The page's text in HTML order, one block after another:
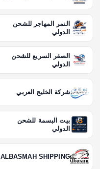
النمر المهاجر للشحن
الدولي
الصقر السريع للشحن
الدولي
شركة الخليج العربي
بيت البسمة للشحن
الدولي
ALBASMAH SHIPPING